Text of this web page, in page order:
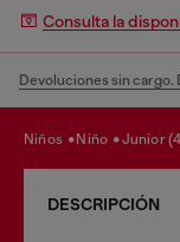
Consulta la
Devoluciones sin cargo.
niños niño junior
DESCRIPCIÓN